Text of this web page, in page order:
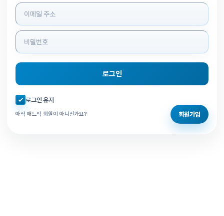
로그인 정보 입력
로그인
자동로그인 체크
로그인 유지
아직 애드픽 회원이 아니신가요? 회원가입